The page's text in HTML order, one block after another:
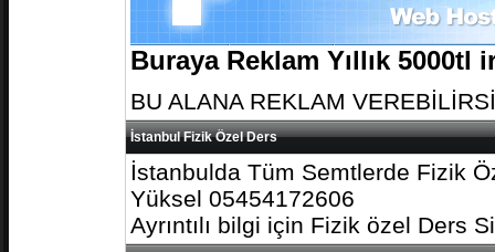
Buraya Reklam Yıllık
BU ALANA REKLAM
İstanbul Fizik Özel Ders
İstanbulda Tüm Semtlerde Fizik
Yüksel 05454172606
Ayrıntılı bilgi için Fizik özel Ders